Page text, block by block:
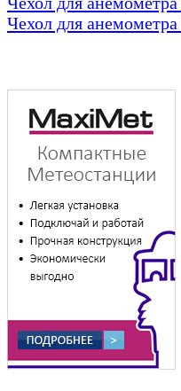
Чехол для